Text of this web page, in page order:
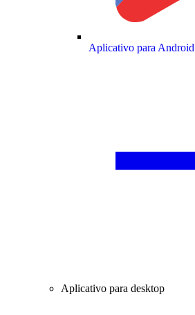
Aplicativo para Android
Aplicativo para desktop